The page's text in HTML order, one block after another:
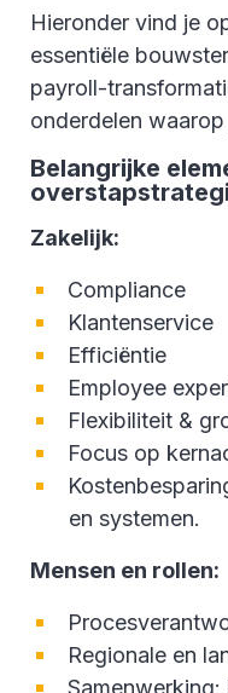
Hieronder vind je
essentiële
payroll-
onderdelen
Belangrijke
Zakelijk:
Compliance
Klantenservice
Efficiëntie
Employee
Flexibiliteit &
Focus op
en systemen.
Mensen en rollen:
Regionale en